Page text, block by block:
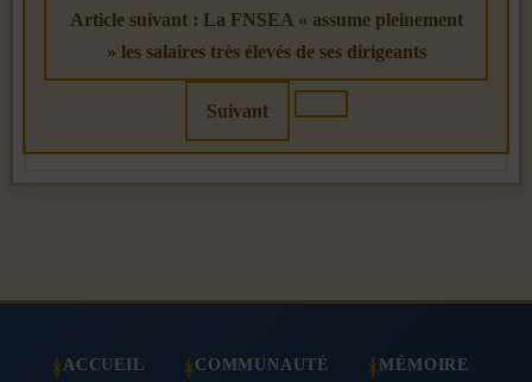
Article suivant : La FNSEA « assume pleinement
» les salaires très élevés de ses dirigeants
Suivant
ACCUEIL COMMUNAUTÉ MÉMOIRE